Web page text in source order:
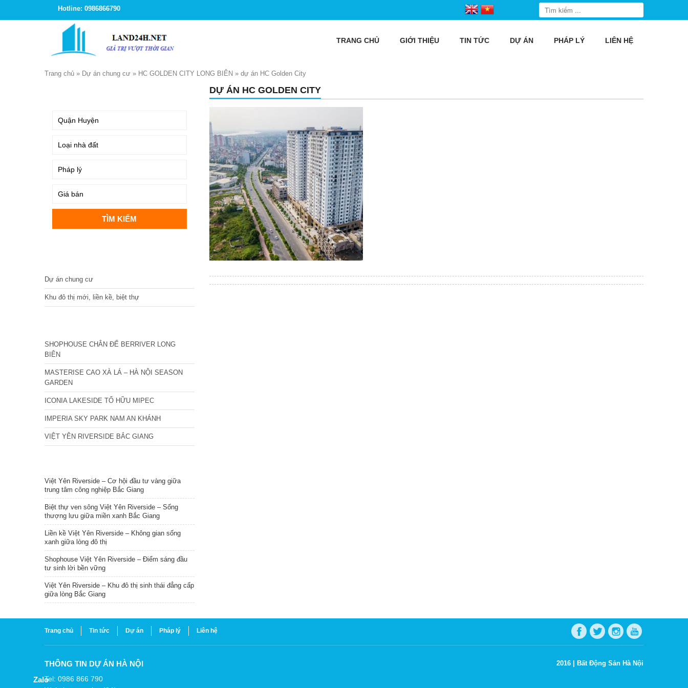
Hotline: 0986866790
TRANG CHỦ GIỚI THIỆU TIN TỨC DỰ ÁN PHÁP LÝ LIÊN HỆ
Trang chủ » Dự án chung cư » HC GOLDEN CITY LONG BIÊN » dự án HC Golden City
DỰ ÁN HC GOLDEN CITY
Dự án chung cư
Khu đô thị mới, liền kề, biệt thự
SHOPHOUSE CHÂN ĐẾ BERRIVER LONG
BIÊN
MASTERISE CAO XÀ LÁ – HÀ NỘI SEASON
GARDEN
ICONIA LAKESIDE TỐ HỮU MIPEC
IMPERIA SKY PARK NAM AN KHÁNH
VIỆT YÊN RIVERSIDE BẮC GIANG
Việt Yên Riverside – Cơ hội đầu tư vàng giữa
trung tâm công nghiệp Bắc Giang
Biệt thự ven sông Việt Yên Riverside – Sống
thượng lưu giữa miền xanh Bắc Giang
Liền kề Việt Yên Riverside – Không gian sống
xanh giữa lòng đô thị
Shophouse Việt Yên Riverside – Điểm sáng đầu
tư sinh lời bền vững
Việt Yên Riverside – Khu đô thị sinh thái đẳng cấp
giữa lòng Bắc Giang
Trang chủ Tin tức Dự án Pháp lý Liên hệ
THÔNG TIN DỰ ÁN HÀ NỘI
Tel: 0986 866 790
2016 | Bất Động Sản Hà Nội
Zalo